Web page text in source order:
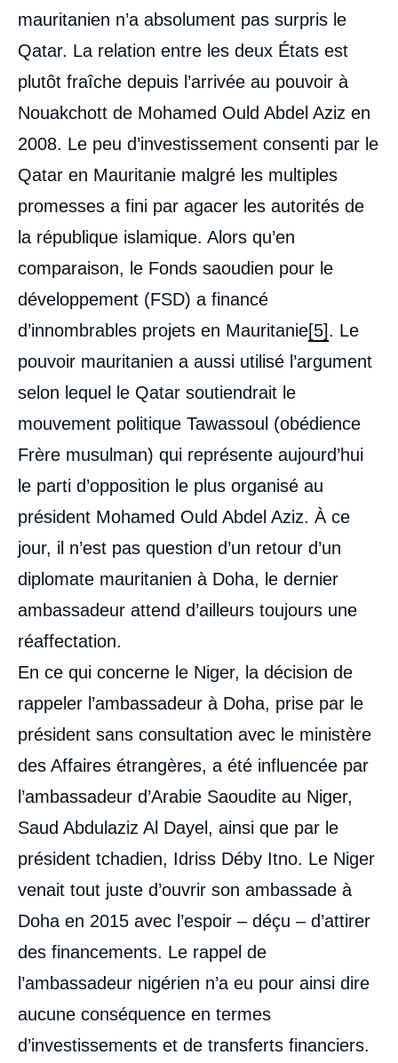
mauritanien n’a absolument pas surpris le
Qatar. La relation entre les deux États est
plutôt fraîche depuis l’arrivée au pouvoir à
Nouakchott de Mohamed Ould Abdel Aziz en
2008. Le peu d’investissement consenti par le
Qatar en Mauritanie malgré les multiples
promesses a fini par agacer les autorités de
la république islamique. Alors qu’en
comparaison, le Fonds saoudien pour le
développement (FSD) a financé
d’innombrables projets en Mauritanie[5]. Le
pouvoir mauritanien a aussi utilisé l’argument
selon lequel le Qatar soutiendrait le
mouvement politique Tawassoul (obédience
Frère musulman) qui représente aujourd’hui
le parti d’opposition le plus organisé au
président Mohamed Ould Abdel Aziz. À ce
jour, il n’est pas question d’un retour d’un
diplomate mauritanien à Doha, le dernier
ambassadeur attend d’ailleurs toujours une
réaffectation.
En ce qui concerne le Niger, la décision de
rappeler l’ambassadeur à Doha, prise par le
président sans consultation avec le ministère
des Affaires étrangères, a été influencée par
l’ambassadeur d’Arabie Saoudite au Niger,
Saud Abdulaziz Al Dayel, ainsi que par le
président tchadien, Idriss Déby Itno. Le Niger
venait tout juste d’ouvrir son ambassade à
Doha en 2015 avec l’espoir – déçu – d’attirer
des financements. Le rappel de
l’ambassadeur nigérien n’a eu pour ainsi dire
aucune conséquence en termes
d’investissements et de transferts financiers.